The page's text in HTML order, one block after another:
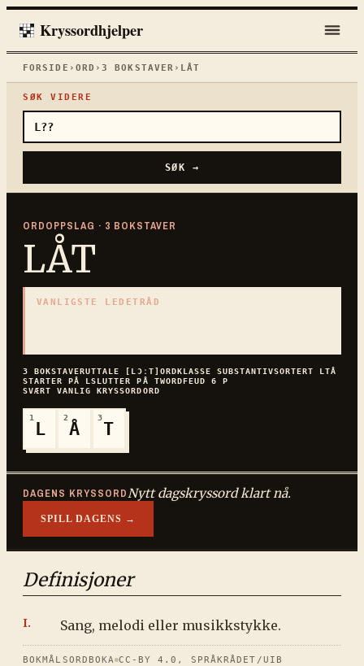
Kryssordhjelper
FORSIDE › ORD ›3 BOKSTAVER › LÅT
SØK VIDERE
SØK →
ORDOPPSLAG · 3 BOKSTAVER
LÅT
VANLIGSTE LEDETRÅD
3 BOKSTAVERUTTALE [LƆːT] ORDKLASSE SUBSTANTIVSORTERT LTÅ
STARTER PÅ LSLUTTER PÅ TWORDFEUD 6 P
SVÆRT VANLIG
KRYSSORDORD
1
L
2
Å
3
T
DAGENS KRYSSORDNytt dagskryssord klart nå.
SPILL DAGENS →
Definisjoner
Sang, melodi eller musikkstykke.
BOKMÅLSORDBOKA CC-BY 4.0, SPRÅKRÅDET/UIB